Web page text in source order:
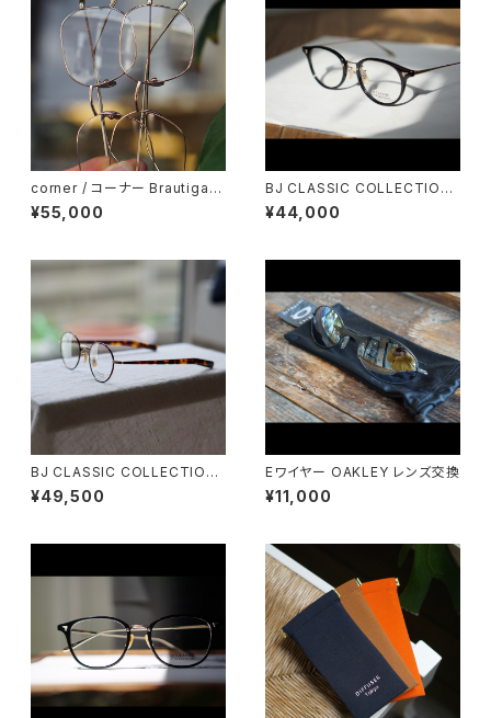
corner / コーナー Brautigan
ブローティガン <orner メタル
¥55,000
BJ CLASSIC COLLECTION
COM-510NNT BJクラシック
48
¥44,000
BJ CLASSIC COLLECTION
PREM-114S FPT BJクラシッ
ク 2025AW
¥49,500
Eワイヤー OAKLEY レンズ交換
¥11,000